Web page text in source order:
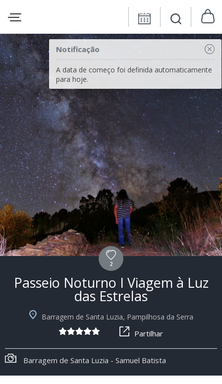
Notificação
A data de começo foi definida automaticamente
para hoje.
2
Passeio Noturno I Viagem à Luz
das Estrelas
Barragem de Santa Luzia, Pampilhosa da Serra
Partilhar
Barragem de Santa Luzia - Samuel Batista